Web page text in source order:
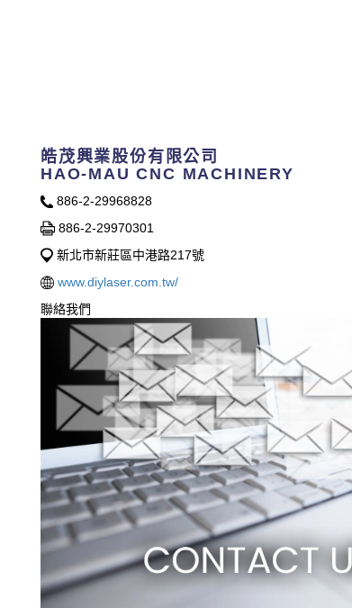
皓茂興業股份有限公司
HAO-MAU CNC MACHINERY
886-2-29968828
886-2-29970301
新北市新莊區中港路217號
www.diylaser.com.tw/
聯絡我們